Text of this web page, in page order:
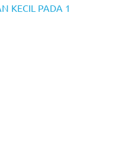
KECIL PADA 1